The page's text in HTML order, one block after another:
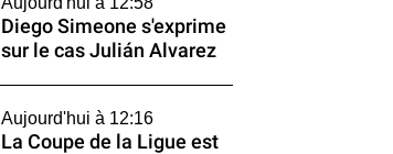
Diego Simeone s'exprime
sur le cas Julián Alvarez
Aujourd'hui à 12:16
La Coupe de la Ligue est